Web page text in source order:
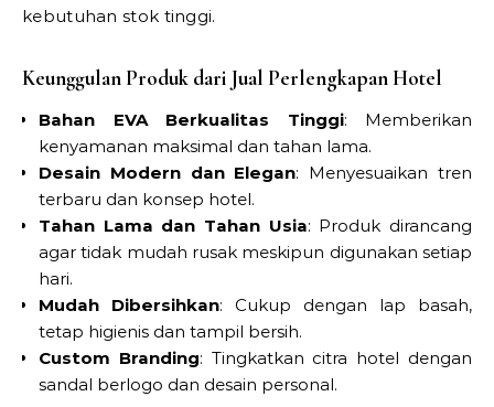
kebutuhan stok tinggi.
Keunggulan Produk dari Jual Perlengkapan Hotel
Bahan EVA Berkualitas Tinggi: Memberikan
kenyamanan maksimal dan tahan lama.
Desain Modern dan Elegan: Menyesuaikan tren
terbaru dan konsep hotel.
Tahan Lama dan Tahan Usia: Produk dirancang
agar tidak mudah rusak meskipun digunakan setiap
hari.
Mudah Dibersihkan: Cukup dengan lap basah,
tetap higienis dan tampil bersih.
Custom Branding: Tingkatkan citra hotel dengan
sandal berlogo dan desain personal.